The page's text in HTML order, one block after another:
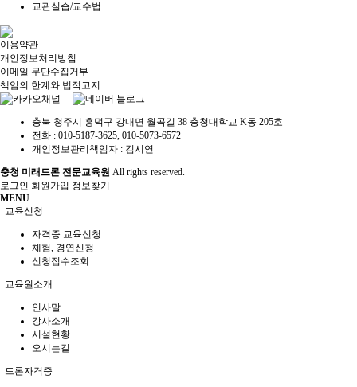
교관실습/교수법
이용약관
개인정보처리방침
이메일 무단수집거부
책임의 한계와 법적고지
충북 청주시 흥덕구 강내면 월곡길 38 충청대학교 K동 205호
전화 : 010-5187-3625, 010-5073-6572
개인정보관리책임자 : 김시연
충청 미래드론 전문교육원 All rights reserved.
로그인 회원가입 정보찾기
MENU
교육신청
자격증 교육신청
체험, 경연신청
신청접수조회
교육원소개
인사말
강사소개
시설현황
오시는길
드론자격증